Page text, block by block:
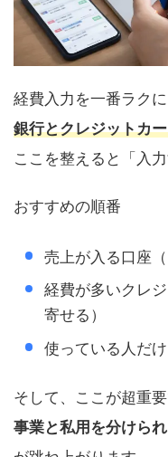
経費入力を一番ラクに
銀行とクレジットカ
ここを整えると「入
おすすめの順番
売上が入る口座
経費が多いクレ
寄せる）
使っている人だ
そして、ここが超重要
事業と私用を分けら